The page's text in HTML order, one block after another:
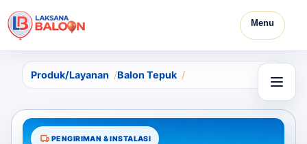
Menu
Produk/Layanan Balon Tepuk
PENGIRIMAN & INSTALASI